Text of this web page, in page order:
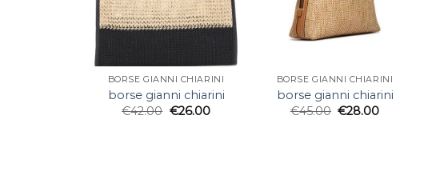
BORSE GIANNI CHIARINI
borse gianni chiarini
€42.00 €26.00
BORSE GIANNI CHIARINI
borse gianni chiarini
€45.00 €28.00